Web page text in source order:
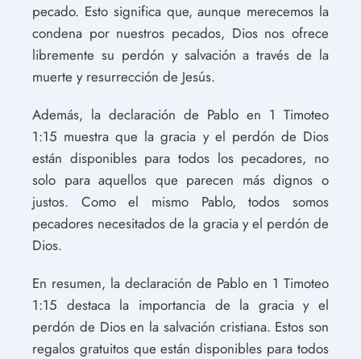
pecado. Esto significa que, aunque merecemos la
condena por nuestros pecados, Dios nos ofrece
libremente su perdón y salvación a través de la
muerte y resurrección de Jesús.
Además, la declaración de Pablo en 1 Timoteo
1:15 muestra que la gracia y el perdón de Dios
están disponibles para todos los pecadores, no
solo para aquellos que parecen más dignos o
justos. Como el mismo Pablo, todos somos
pecadores necesitados de la gracia y el perdón de
Dios.
En resumen, la declaración de Pablo en 1 Timoteo
1:15 destaca la importancia de la gracia y el
perdón de Dios en la salvación cristiana. Estos son
regalos gratuitos que están disponibles para todos